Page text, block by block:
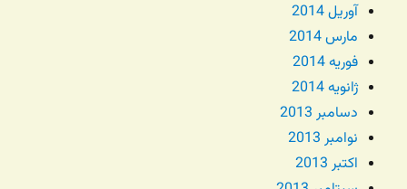
آوریل 2014
مارس 2014
فوریه 2014
ژانویه 2014
دسامبر 2013
نوامبر 2013
اکتبر 2013